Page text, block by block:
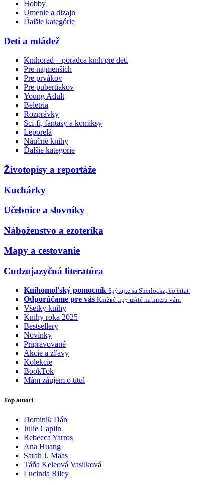
Hobby
Umenie a dizajn
Ďalšie kategórie
Deti a mládež
Knihorad – poradca kníh pre deti
Pre najmenších
Pre prvákov
Pre pubertiakov
Young Adult
Beletria
Rozprávky
Sci-fi, fantasy a komiksy
Leporelá
Náučné knihy
Ďalšie kategórie
Životopisy a reportáže
Kuchárky
Učebnice a slovníky
Náboženstvo a ezoterika
Mapy a cestovanie
Cudzojazyčná literatúra
Knihomoľský pomocník Spýtajte sa Sherlocka, čo čítať
Odporúčame pre vás Knižné tipy ušité na mieru vám
Všetky knihy
Knihy roka 2025
Bestsellery
Novinky
Pripravované
Akcie a zľavy
Kolekcie
BookTok
Mám záujem o titul
Top autori
Dominik Dán
Julie Caplin
Rebecca Yarros
Ana Huang
Sarah J. Maas
Táňa Keleová Vasilková
Lucinda Riley